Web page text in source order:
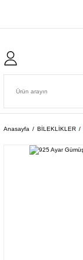
Anasayfa BİLEKLİKLER